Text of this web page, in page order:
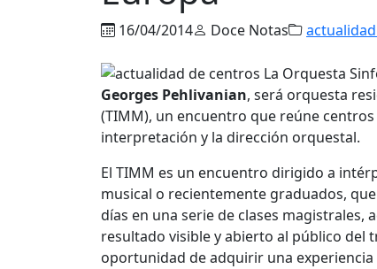
16/04/2014 Doce Notas
Georges Pehlivanian, será orquesta
(TIMM), un encuentro que reúne
interpretación y la dirección orquestal.
El TIMM es un encuentro dirigido a
musical o recientemente graduados,
días en una serie de clases
resultado visible y abierto al público del
oportunidad de adquirir una